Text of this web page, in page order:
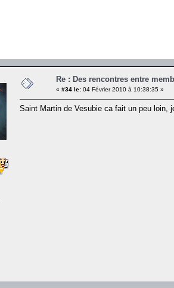
Re : Des rencontres entre
« #34 le: 04 Février 2010 à 10:38:35 »
Saint Martin de Vesubie ca fait un peu loin,